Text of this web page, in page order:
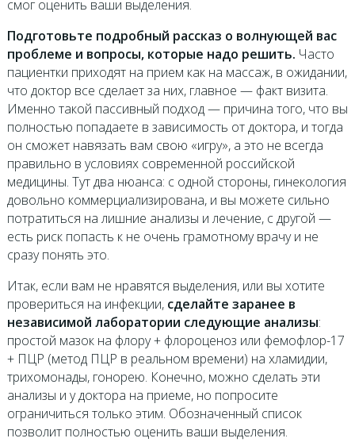
смог оценить ваши выделения.
Подготовьте подробный рассказ о волнующей вас
проблеме и вопросы, которые надо решить. Часто
пациентки приходят на прием как на массаж, в ожидании,
что доктор все сделает за них, главное — факт визита.
Именно такой пассивный подход — причина того, что вы
полностью попадаете в зависимость от доктора, и тогда
он сможет навязать вам свою «игру», а это не всегда
правильно в условиях современной российской
медицины. Тут два нюанса: с одной стороны, гинекология
довольно коммерциализирована, и вы можете сильно
потратиться на лишние анализы и лечение, с другой —
есть риск попасть к не очень грамотному врачу и не
сразу понять это.
Итак, если вам не нравятся выделения, или вы хотите
провериться на инфекции, сделайте заранее в
независимой лаборатории следующие анализы:
простой мазок на флору + флороценоз или фемофлор-17
+ ПЦР (метод ПЦР в реальном времени) на хламидии,
трихомонады, гонорею. Конечно, можно сделать эти
анализы и у доктора на приеме, но попросите
ограничиться только этим. Обозначенный список
позволит полностью оценить ваши выделения.